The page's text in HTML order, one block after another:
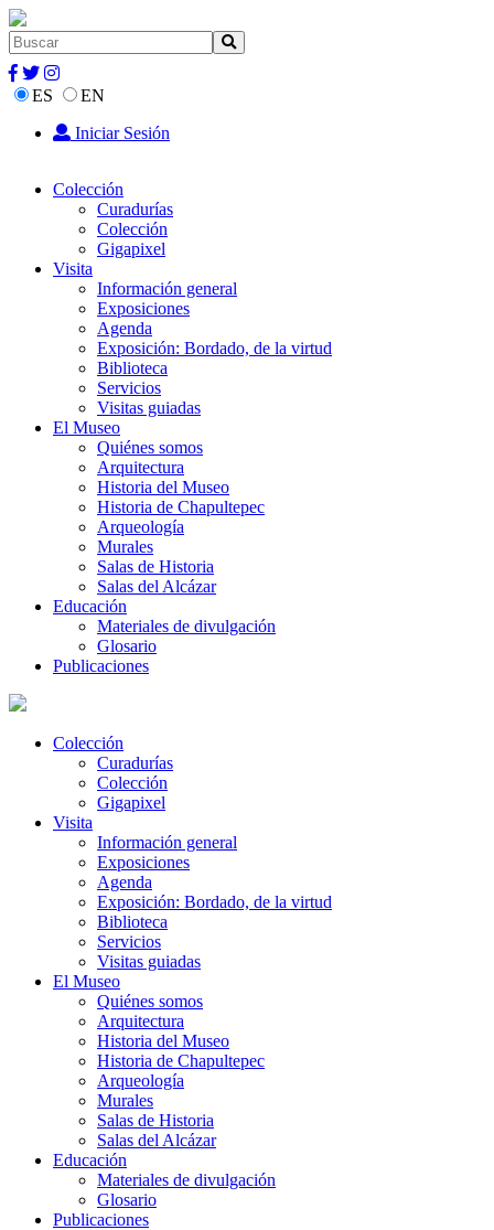
ES
EN
Iniciar Sesión
Colección
Curadurías
Colección
Gigapixel
Visita
Información general
Exposiciones
Agenda
Exposición: Bordado, de la virtud
Biblioteca
Servicios
Visitas guiadas
El Museo
Quiénes somos
Arquitectura
Historia del Museo
Historia de Chapultepec
Arqueología
Murales
Salas de Historia
Salas del Alcázar
Educación
Materiales de divulgación
Glosario
Publicaciones
Colección
Curadurías
Colección
Gigapixel
Visita
Información general
Exposiciones
Agenda
Exposición: Bordado, de la virtud
Biblioteca
Servicios
Visitas guiadas
El Museo
Quiénes somos
Arquitectura
Historia del Museo
Historia de Chapultepec
Arqueología
Murales
Salas de Historia
Salas del Alcázar
Educación
Materiales de divulgación
Glosario
Publicaciones